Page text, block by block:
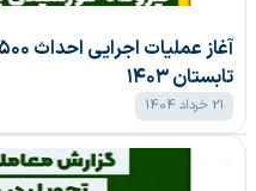
تابستان ۱۴۰۳
21 خرداد 1404